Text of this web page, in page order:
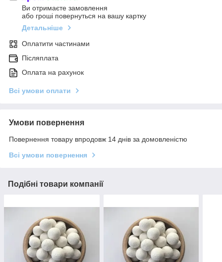
Ви отримаєте замовлення
або гроші повернуться на вашу картку
Детальніше
Оплатити частинами
Післяплата
Оплата на рахунок
Всі умови оплати
Умови повернення
Повернення товару впродовж 14 днів за домовленістю
Всі умови повернення
Подібні товари компанії